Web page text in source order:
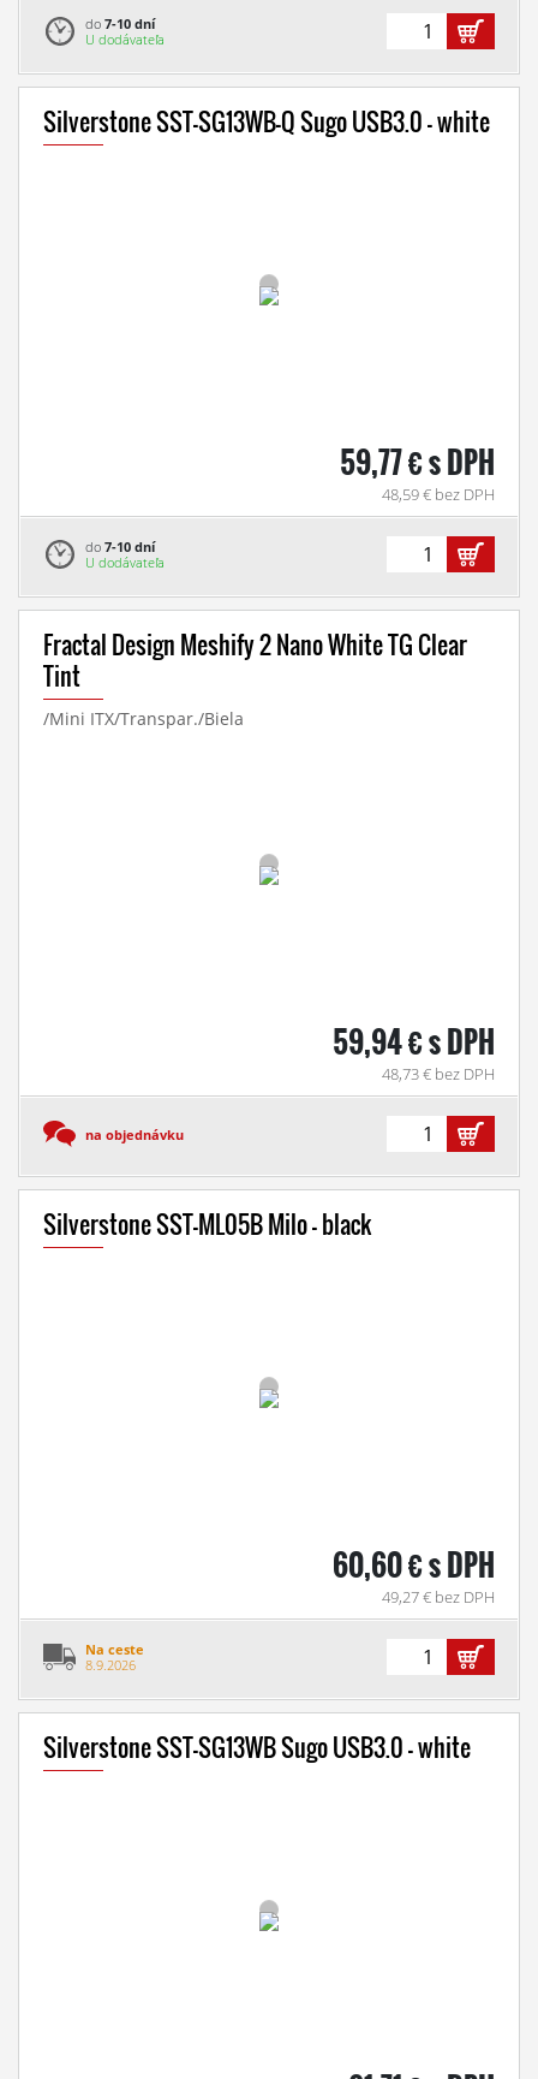
do 7-10 dní
U dodávateľa
Silverstone SST-SG13WB-Q Sugo USB3.0 - white
59,77 € s DPH
48,59 € bez DPH
do 7-10 dní
U dodávateľa
Fractal Design Meshify 2 Nano White TG Clear
Tint
/Mini ITX/Transpar./Biela
59,94 € s DPH
48,73 € bez DPH
na objednávku
Silverstone SST-ML05B Milo - black
60,60 € s DPH
49,27 € bez DPH
Na ceste
8.9.2026
Silverstone SST-SG13WB Sugo USB3.0 - white